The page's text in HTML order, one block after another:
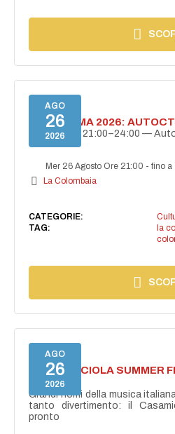
AGO
26
2026
BELLISSIMA 2026:
26 agosto | 21:00–24:00 —
Mer 26 Agosto Ore 21:00 -fino a
La Colombaia
CATEGORIE:
TAG:
la
AGO
26
2026
CASAMICCIOLA SUMMER
BELLINI
Grandi nomi della musica
tanto divertimento: il
pronto